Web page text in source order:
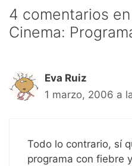
4 comentarios
Cinema:
Eva Ruiz
1 marzo, 2006 a
Todo lo contrario, sí
programa con fiebre